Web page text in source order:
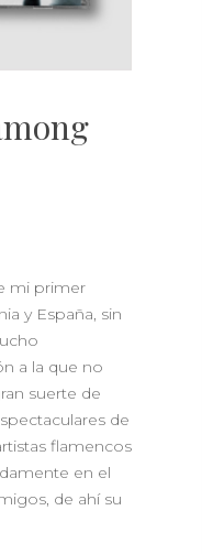
mi primer
y España, sin
a la que no
suerte de
de
flamencos
en el
de ahí su